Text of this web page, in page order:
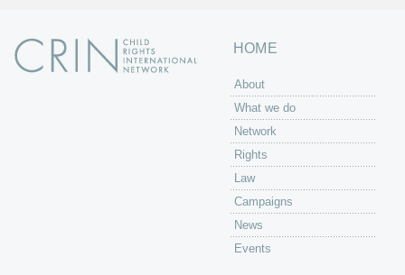
HOME
About
What we do
Network
Rights
Law
Campaigns
News
Events